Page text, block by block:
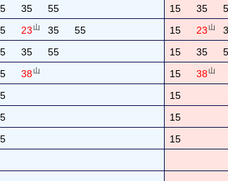
35 55 15 35
23山 35 55 15 23山
35 55 15 35
38山 15 38山
15
15
15